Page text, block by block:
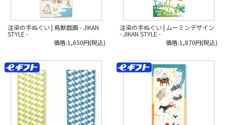
注染の手ぬぐい | 鳥獣戯画 - JIKAN
STYLE -
価格:1,650円(税込)
注染の手ぬぐい | ムーミンデザイン
- JIKAN STYLE -
価格:1,870円(税込)